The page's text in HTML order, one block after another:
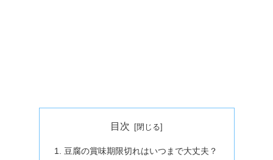
目次
豆腐の賞味期限切れはいつまで大丈夫？